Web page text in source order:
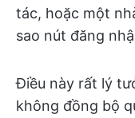
tác, hoặc một
sao nút đăng
Điều này rất lý
không đồng bộ